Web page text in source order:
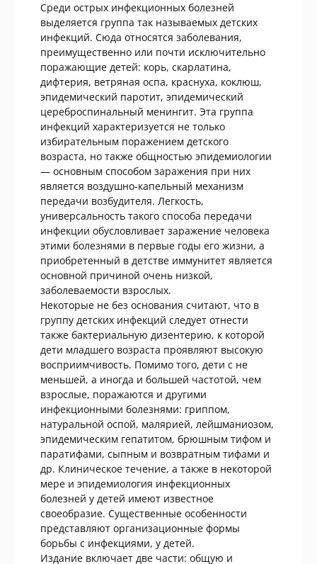
Среди острых инфекционных болезней
выделяется группа так называемых детских
инфекций. Сюда относятся заболевания,
преимущественно или почти исключительно
поражающие детей: корь, скарлатина,
дифтерия, ветряная оспа, краснуха, коклюш,
эпидемический паротит, эпидемический
цереброспинальный менингит. Эта группа
инфекций характеризуется не только
избирательным поражением детского
возраста, но также общностью эпидемиологии
— основным способом заражения при них
является воздушно-капельный механизм
передачи возбудителя. Легкость,
универсальность такого способа передачи
инфекции обусловливает заражение человека
этими болезнями в первые годы его жизни, а
приобретенный в детстве иммунитет является
основной причиной очень низкой,
заболеваемости взрослых.
Некоторые не без основания считают, что в
группу детских инфекций следует отнести
также бактериальную дизентерию, к которой
дети младшего возраста проявляют высокую
восприимчивость. Помимо того, дети с не
меньшей, а иногда и большей частотой, чем
взрослые, поражаются и другими
инфекционными болезнями: гриппом,
натуральной оспой, малярией, лейшманиозом,
эпидемическим гепатитом, брюшным тифом и
паратифами, сыпным и возвратным тифами и
др. Клиническое течение, а также в некоторой
мере и эпидемиология инфекционных
болезней у детей имеют известное
своеобразие. Существенные особенности
представляют организационные формы
борьбы с инфекциями, у детей.
Издание включает две части: общую и